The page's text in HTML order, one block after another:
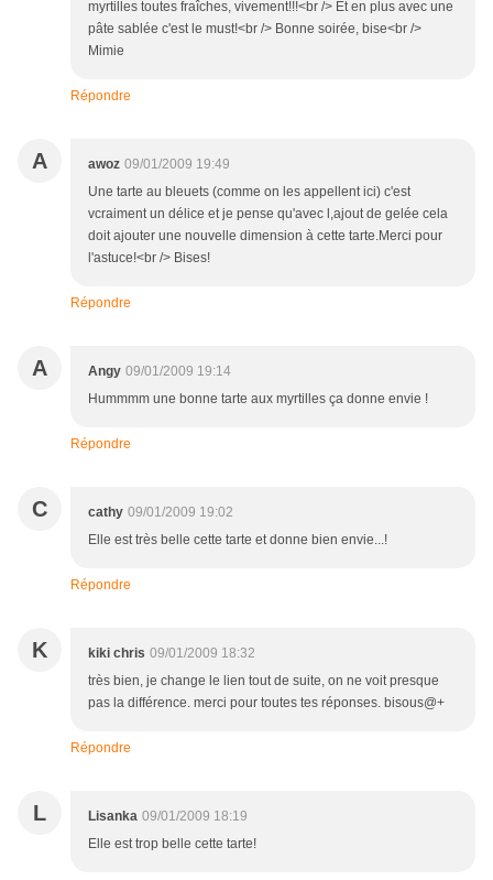
myrtilles toutes fraîches, vivement!!!<br /> Et en plus avec une
pâte sablée c'est le must!<br /> Bonne soirée, bise<br />
Mimie
Répondre
A awoz 09/01/2009 19:49
Une tarte au bleuets (comme on les appellent ici) c'est
vcraiment un délice et je pense qu'avec l,ajout de gelée cela
doit ajouter une nouvelle dimension à cette tarte.Merci pour
l'astuce!<br /> Bises!
Répondre
A Angy 09/01/2009 19:14
Hummmm une bonne tarte aux myrtilles ça donne envie !
Répondre
C cathy 09/01/2009 19:02
Elle est très belle cette tarte et donne bien envie...!
Répondre
K kiki chris 09/01/2009 18:32
très bien, je change le lien tout de suite, on ne voit presque
pas la différence. merci pour toutes tes réponses. bisous@+
Répondre
L Lisanka 09/01/2009 18:19
Elle est trop belle cette tarte!